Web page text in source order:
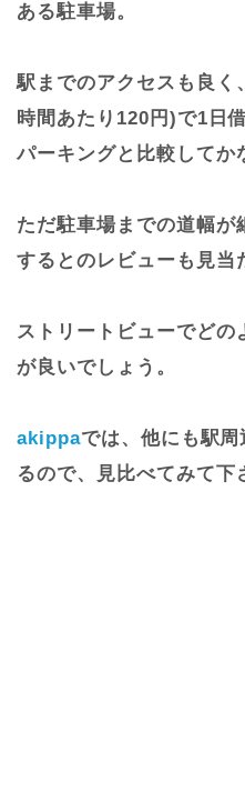
ある駐車場。
駅までのアクセスも良く
時間あたり120円)で1日
パーキングと比較してか
ただ駐車場までの道幅が
するとのレビューも見当
ストリートビューでどの
が良いでしょう。
akippaでは、他にも駅
るので、見比べてみて下